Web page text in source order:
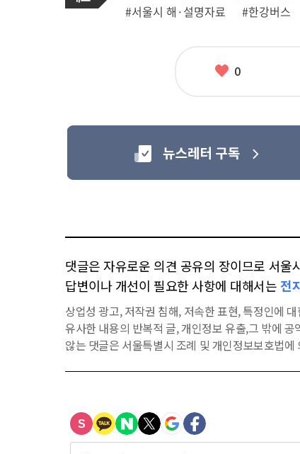
관
련
#서울시 해·설명자료
#한강버스
좋
0
댓글은 자유로운 의견 공유의 장이므로 서울
답변이나 개선이 필요한 사항에 대해서는 전
상업성 광고, 저작권 침해, 저속한 표현, 특정인에
유사한 내용의 반복적 글, 개인정보 유출,그 밖에
않는 댓글은 서울특별시 조례 및 개인정보보호법